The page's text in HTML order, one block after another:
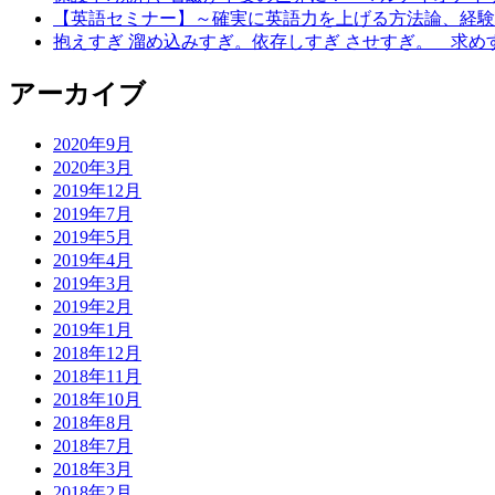
【英語セミナー】～確実に英語力を上げる方法論、経
抱えすぎ 溜め込みすぎ。依存しすぎ させすぎ。 求め
アーカイブ
2020年9月
2020年3月
2019年12月
2019年7月
2019年5月
2019年4月
2019年3月
2019年2月
2019年1月
2018年12月
2018年11月
2018年10月
2018年8月
2018年7月
2018年3月